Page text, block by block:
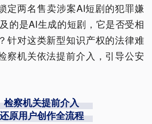
定两名售卖涉案AI短剧的犯罪嫌
的是AI生成的短剧，它是否受相
针对这类新型知识产权的法律难
察机关依法提前介入，引导公安
检察机关提前介入
原用户创作全流程